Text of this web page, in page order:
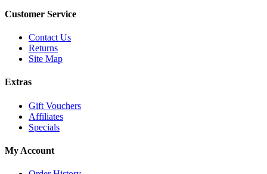
Customer Service
Contact Us
Returns
Site Map
Extras
Gift Vouchers
Affiliates
Specials
My Account